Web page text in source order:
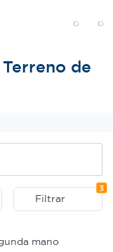
de
Filtrar
3
mano